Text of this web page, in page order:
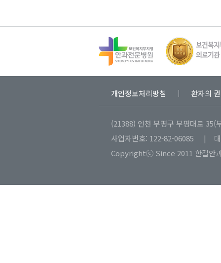
개인정보처리방침 환자의
(21388) 인천 부평구 부평대로
사업자번호: 122-82-06085 | 대
Copyrightⓒ Since 2011 한길안